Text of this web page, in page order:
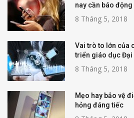
nay cần báo động
8 Tháng 5, 2018
Vai trò to lớn của
triển giáo dục Đại
8 Tháng 5, 2018
Mẹo hay bảo vệ
hỏng đáng tiếc